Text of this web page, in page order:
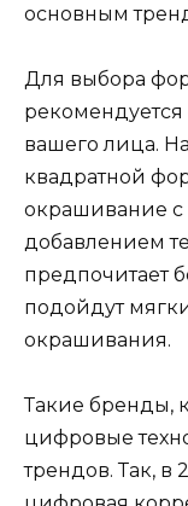
основным
Для выбора
вашего лица.
квадратной
окрашивание
добавлением
предпочитает
подойдут
окрашивания.
Такие бренды,
цифровые
трендов. Так, в